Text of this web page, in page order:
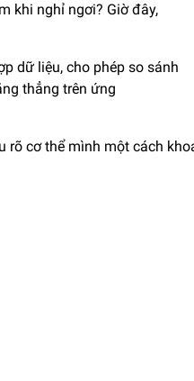
khi nghỉ ngơi? Giờ đây,
dữ liệu, cho phép so sánh
thẳng trên ứng
rõ cơ thể mình một cách